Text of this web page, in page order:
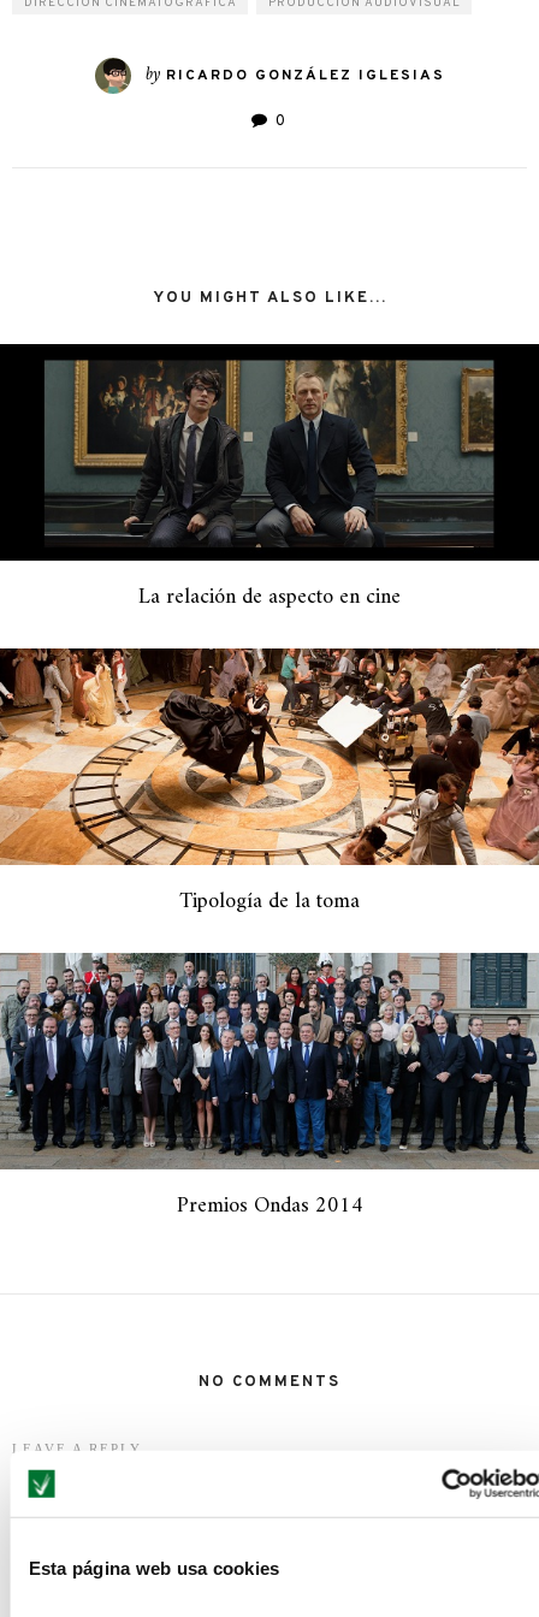
Esta página web usa cookies
by RICARDO GONZÁLEZ IGLESIAS
0
YOU MIGHT ALSO LIKE...
La relación de aspecto en cine
Tipología de la toma
Premios Ondas 2014
NO COMMENTS
LEAVE A REPLY